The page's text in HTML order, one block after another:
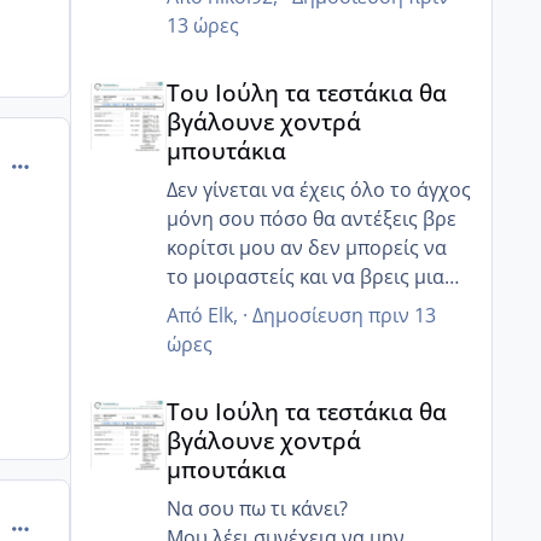
comment_665337
comment_665340
βιαστούμε.. 😒
13 ώρες
Του Ιούλη τα τεστάκια θα
βγάλουνε χοντρά
μπουτάκια
Δεν γίνεται να έχεις όλο το άγχος
μόνη σου πόσο θα αντέξεις βρε
κορίτσι μου αν δεν μπορείς να
το μοιραστείς και να βρεις μια
κατανόηση από τον άντρα σου
ποιος θα σε καταλάβει ;
Και εγώ δεν μπορούσα να το
άσε που δεν βοηθούσε καθόλου
Μπορεί να μην είναι ακόμα
έτοιμος μετά από αυτό που έγινε
να πάει σε άλλη εγκυμοσύνη
Από Elk, · Δημοσίευση πριν 13
ώρες
Του Ιούλη τα τεστάκια θα
βγάλουνε χοντρά
μπουτάκια
Να σου πω τι κάνει?